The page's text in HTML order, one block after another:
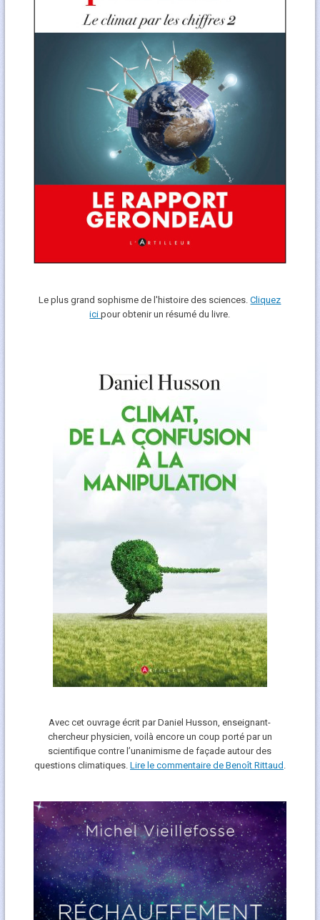
Le plus grand sophisme de l'histoire des sciences.Cliquez
icipour obtenir un résumé du livre.
Avec cet ouvrage écrit par Daniel Husson, enseignant-
chercheur physicien, voilà encore un coup porté par un
scientifique contre l’unanimisme de façade autour des
questions climatiques. Lire le commentaire de Benoît Rittaud